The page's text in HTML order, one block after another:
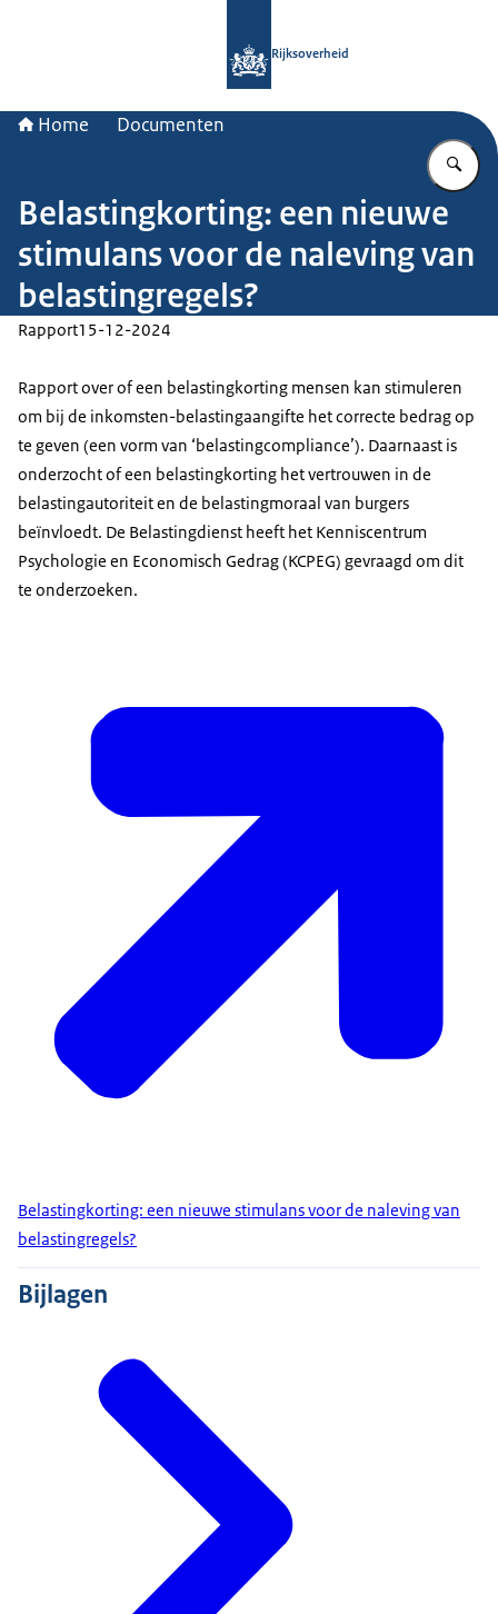
Rijksoverheid
Home Documenten
Belastingkorting: een nieuwe
stimulans voor de naleving van
belastingregels?
Rapport15-12-2024
Rapport over of een belastingkorting mensen kan stimuleren
om bij de inkomsten-belastingaangifte het correcte bedrag op
te geven (een vorm van ‘belastingcompliance’). Daarnaast is
onderzocht of een belastingkorting het vertrouwen in de
belastingautoriteit en de belastingmoraal van burgers
beïnvloedt. De Belastingdienst heeft het Kenniscentrum
Psychologie en Economisch Gedrag (KCPEG) gevraagd om dit
te onderzoeken.
Belastingkorting: een nieuwe stimulans voor de naleving van
belastingregels?
Bijlagen